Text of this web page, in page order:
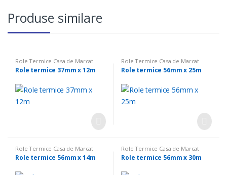
Produse similare
Role Termice Casa de Marcat
Role termice 37mm x 12m
Role Termice Casa de Marcat
Role termice 56mm x 25m
Role Termice Casa de Marcat
Role termice 56mm x 14m
Role Termice Casa de Marcat
Role termice 56mm x 30m